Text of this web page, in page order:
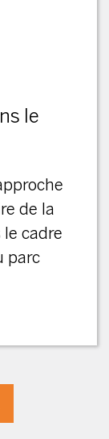
le
de la
cadre
parc